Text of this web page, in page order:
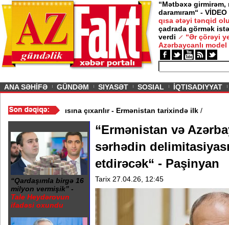
“Mətbəxə girmirəm,
daramıram“ - VİDEO
qısa ətəyi tənqid
çadrada görmək
verdi
“Ər çörəyi
Azərbaycanlı model
ANA SƏHİFƏ GÜNDƏM SIYASƏT SOSIAL İQTISADIYYAT
II Qaregin məhkəmə qarşısına çıxarılır - Ermənistan tarixində ilk
“Qardaşımla birgə 16
milyon vermişik” -
Tale Heydərovun
ifadəsi oxundu
“Ermənistan və
sərhədin
etdirəcək“ - Paşinyan
Tarix 27.04.26, 12:45